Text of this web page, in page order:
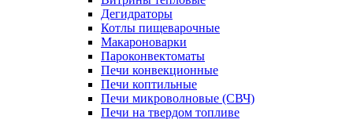
Дегидраторы
Котлы пищеварочные
Макароноварки
Пароконвектоматы
Печи конвекционные
Печи коптильные
Печи микроволновые (СВЧ)
Печи на твердом топливе